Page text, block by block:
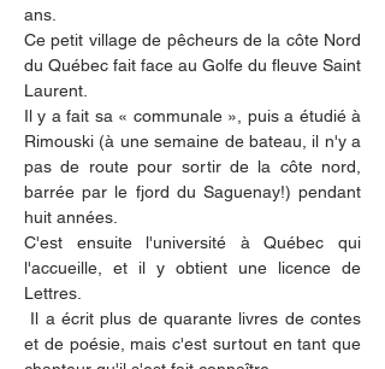
ans.
Ce petit village de pêcheurs de la côte Nord
du Québec fait face au Golfe du fleuve Saint
Laurent.
Il y a fait sa « communale », puis a étudié à
Rimouski (à une semaine de bateau, il n'y a
pas de route pour sortir de la côte nord,
barrée par le fjord du Saguenay!) pendant
huit années.
C'est ensuite l'université à Québec qui
l'accueille, et il y obtient une licence de
Lettres.
et de poésie, mais c'est surtout en tant que